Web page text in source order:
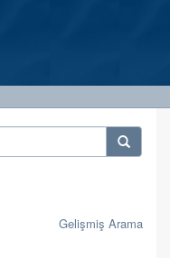
Gelişmiş Arama